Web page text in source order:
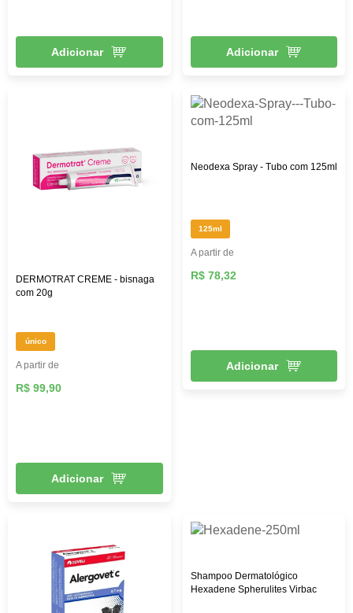
Adicionar Adicionar
DERMOTRAT CREME - bisnaga
com 20g
único
A partir de
R$ 99,90
Adicionar
Neodexa Spray - Tubo com 125ml
125ml
A partir de
R$ 78,32
Adicionar
Shampoo Dermatológico
Hexadene Spherulites Virbac